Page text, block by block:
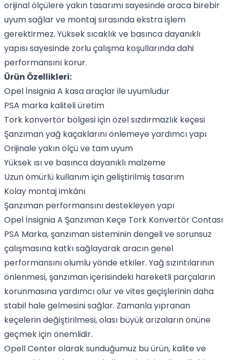
orijinal ölçülere yakın tasarımı sayesinde araca birebir
uyum sağlar ve montaj sırasında ekstra işlem
gerektirmez. Yüksek sıcaklık ve basınca dayanıklı
yapısı sayesinde zorlu çalışma koşullarında dahi
performansını korur.
Ürün Özellikleri:
Opel İnsignia A kasa araçlar ile uyumludur
PSA marka kaliteli üretim
Tork konvertör bölgesi için özel sızdırmazlık keçesi
Şanzıman yağ kaçaklarını önlemeye yardımcı yapı
Orijinale yakın ölçü ve tam uyum
Yüksek ısı ve basınca dayanıklı malzeme
Uzun ömürlü kullanım için geliştirilmiş tasarım
Kolay montaj imkânı
Şanzıman performansını destekleyen yapı
Opel İnsignia A Şanzıman Keçe Tork Konvertör Contası
PSA Marka, şanzıman sisteminin dengeli ve sorunsuz
çalışmasına katkı sağlayarak aracın genel
performansını olumlu yönde etkiler. Yağ sızıntılarının
önlenmesi, şanzıman içerisindeki hareketli parçaların
korunmasına yardımcı olur ve vites geçişlerinin daha
stabil hale gelmesini sağlar. Zamanla yıpranan
keçelerin değiştirilmesi, olası büyük arızaların önüne
geçmek için önemlidir.
Opell Center olarak sunduğumuz bu ürün, kalite ve